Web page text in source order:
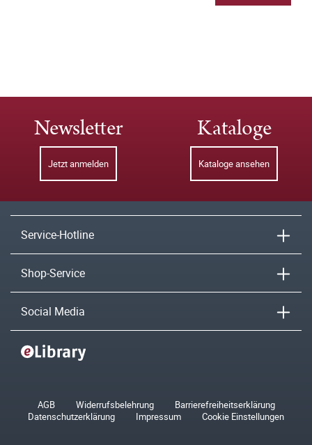
Newsletter
Jetzt anmelden
Kataloge
Kataloge ansehen
Service-Hotline
Shop-Service
Social Media
AGB Widerrufsbelehrung
Barrierefreiheitserklärung
Datenschutzerklärung
Impressum Cookie Einstellungen